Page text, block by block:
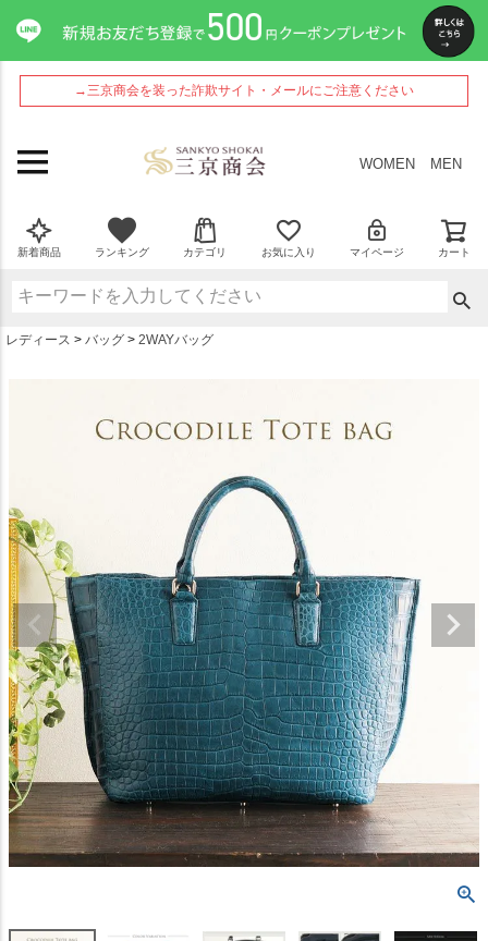
→三京商会を装った詐欺サイト・メールにご注意ください
WOMEN MEN
新着商品 ランキング カテゴリ お気に入り マイページ カート
レディース バッグ 2WAYバッグ
ペー
ジト
ップ
へ